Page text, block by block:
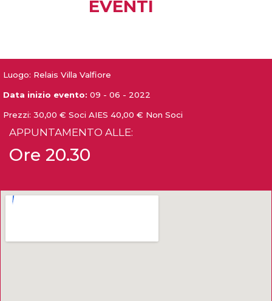
EVENTI
Luogo: Relais Villa Valfiore
Data inizio evento: 09 - 06 - 2022
Prezzi: 30,00 € Soci AIES 40,00 € Non Soci
APPUNTAMENTO ALLE:
Ore 20.30